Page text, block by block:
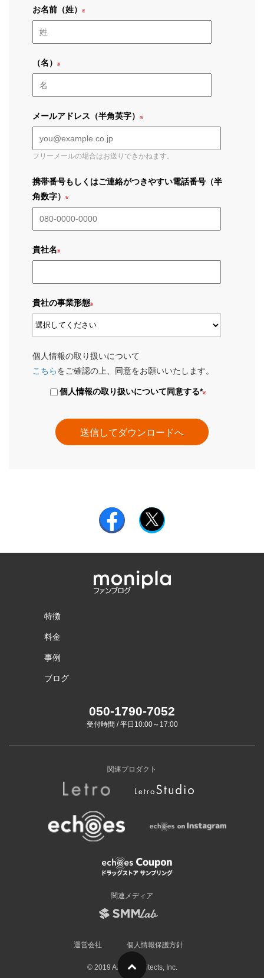
お名前（姓）
（名）
メールアドレス（半角英字）
フリーメールの場合はお送りできかねます。
携帯番号もしくはご連絡がつきやすい電話番号（半
角数字）
貴社名
貴社の事業形態
個人情報の取り扱いについて
こちらをご確認の上、同意をお願いいたします。
個人情報の取り扱いについて同意する*
特徴
料金
事例
ブログ
050-1790-7052
受付時間 / 平日10:00～17:00
関連プロダクト
関連メディア
運営会社 個人情報保護方針
© 2019 Allied Architects, Inc.